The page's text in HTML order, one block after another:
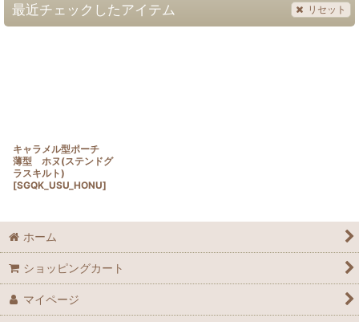
最近チェックしたアイテム リセット
キャラメル型ポーチ
薄型 ホヌ(ステンドグ
ラスキルト)
[SGQK_USU_HONU]
ホーム
ショッピングカート
マイページ